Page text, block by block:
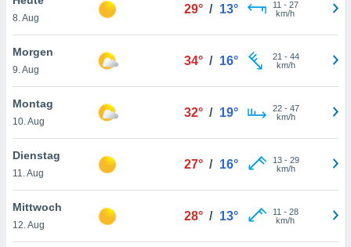
oder
Partner
es uns
das
der
Profil zu
Ihnen
finden
. Sie
8. Aug
29° / 13° 11 - 27
km/h
Morgen
9. Aug
34° / 16° 21 - 44
km/h
Montag
10. Aug
32° / 19° 22- 47
km/h
Dienstag
11. Aug
27° / 16° 13- 29
km/h
Mittwoch
12. Aug
28° / 13° 11 - 28
km/h